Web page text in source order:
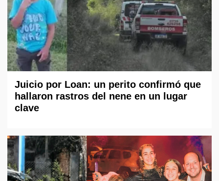
Juicio por Loan: un perito confirmó que
hallaron rastros del nene en un lugar
clave